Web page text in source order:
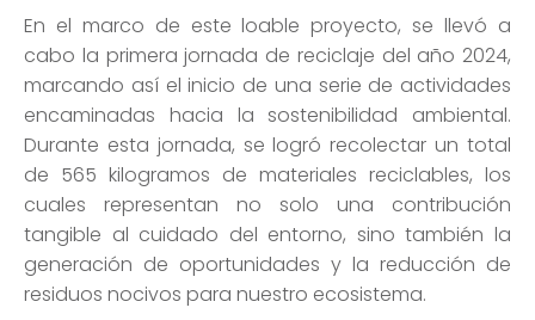
En el marco de este loable proyecto, se llevó a
cabo la primera jornada de reciclaje del año 2024,
marcando así el inicio de una serie de actividades
encaminadas hacia la sostenibilidad ambiental.
Durante esta jornada, se logró recolectar un total
de 565 kilogramos de materiales reciclables, los
cuales representan no solo una contribución
tangible al cuidado del entorno, sino también la
generación de oportunidades y la reducción de
residuos nocivos para nuestro ecosistema.